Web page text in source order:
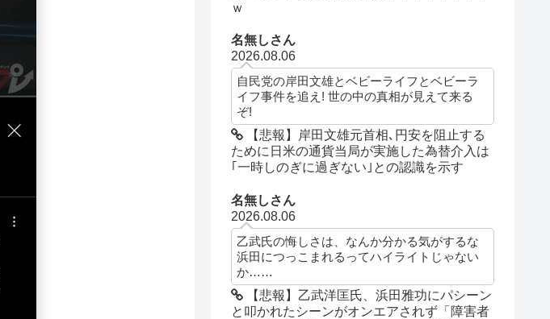
ｗ
名無しさん
2026.08.06
自民党の岸田文雄とベビーライフとベビーラ
イフ事件を追え! 世の中の真相が見えて来る
ぞ!
【悲報】岸田文雄元首相､円安を阻止する
ために日米の通貨当局が実施した為替介入は
｢一時しのぎに過ぎない｣との認識を示す
名無しさん
2026.08.06
乙武氏の悔しさは、なんか分かる気がするな
浜田につっこまれるってハイライトじゃない
か……
【悲報】乙武洋匡氏、浜田雅功にパシーン
と叩かれたシーンがオンエアされず「障害者